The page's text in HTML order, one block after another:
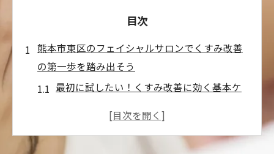
目次
熊本市東区のフェイシャルサロンでくすみ改善
の第一歩を踏み出そう
最初に試したい！くすみ改善に効く基本ケ
カウンセリングで知る自分の肌の状態
プロのアドバイスで最適な施術を選ぶ方法